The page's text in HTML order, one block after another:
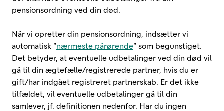
pensionsordning ved din død.
Når vi opretter din pensionsordning, indsætter vi
automatisk ”nærmeste pårørende” som begunstiget.
Det betyder, at eventuelle udbetalinger ved din død vil
gå til din ægtefælle/registrerede partner, hvis du er
gift/har indgået registreret partnerskab. Er det ikke
tilfældet, vil eventuelle udbetalinger gå til din
samlever, jf. definitionen nedenfor. Har du ingen